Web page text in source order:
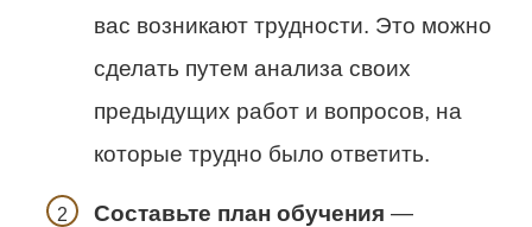
вас возникают трудности. Это можно
сделать путем анализа своих
предыдущих работ и вопросов, на
которые трудно было ответить.
Составьте план обучения —